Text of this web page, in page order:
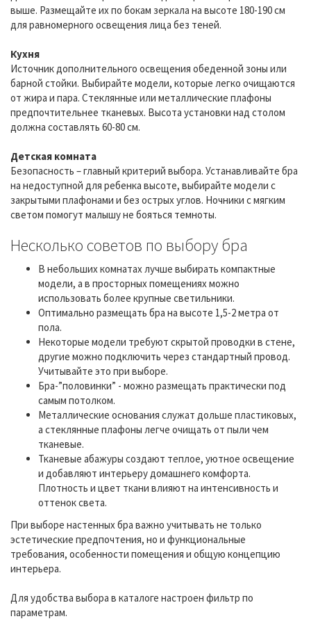
выше. Размещайте их по бокам зеркала на высоте 180-190 см
для равномерного освещения лица без теней.
Кухня
Источник дополнительного освещения обеденной зоны или
барной стойки. Выбирайте модели, которые легко очищаются
от жира и пара. Стеклянные или металлические плафоны
предпочтительнее тканевых. Высота установки над столом
должна составлять 60-80 см.
Детская комната
Безопасность – главный критерий выбора. Устанавливайте бра
на недоступной для ребенка высоте, выбирайте модели с
закрытыми плафонами и без острых углов. Ночники с мягким
светом помогут малышу не бояться темноты.
Несколько советов по выбору бра
В небольших комнатах лучше выбирать компактные
модели, а в просторных помещениях можно
использовать более крупные светильники.
Оптимально размещать бра на высоте 1,5-2 метра от
пола.
Некоторые модели требуют скрытой проводки в стене,
другие можно подключить через стандартный провод.
Учитывайте это при выборе.
Бра-”половинки” - можно размещать практически под
самым потолком.
Металлические основания служат дольше пластиковых,
а стеклянные плафоны легче очищать от пыли чем
тканевые.
Тканевые абажуры создают теплое, уютное освещение
и добавляют интерьеру домашнего комфорта.
Плотность и цвет ткани влияют на интенсивность и
оттенок света.
При выборе настенных бра важно учитывать не только
эстетические предпочтения, но и функциональные
требования, особенности помещения и общую концепцию
интерьера.
Для удобства выбора в каталоге настроен фильтр по
параметрам.